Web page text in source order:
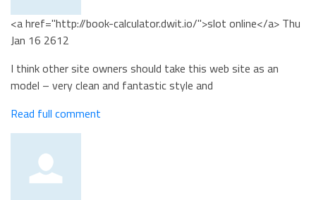
<a href="http://book-calculator.dwit.io/">slot online</a> Thu
Jan 16 2612
I think other site owners should take this web site as an
model – very clean and fantastic style and
Read full comment